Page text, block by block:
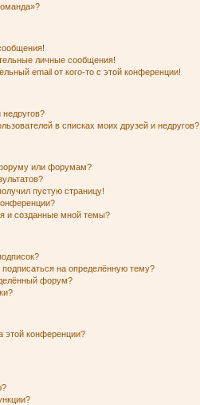
личные сообщения!
email от кого-то с этой конференции!
недругов?
в списках моих друзей и недругов?
или форумам?
пустую страницу!
и созданные мной темы?
подписаться на определённую тему?
форум?
этой конференции?